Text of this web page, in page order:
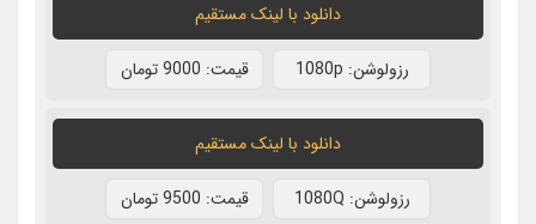
دانلود با لينک مستقيم
رزولوشن: 1080p قيمت: 9000 تومان
دانلود با لينک مستقيم
رزولوشن: 1080Q قيمت: 9500 تومان